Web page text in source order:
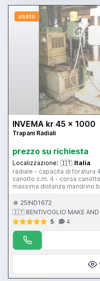
usato
INVEMA kr 45 x 1000
Trapani Radiali
prezzo su richiesta
Localizzazione: 🇮🇹 Italia
radiale - capacita di foratura
canotto c.m. 4 - corsa
massima distanza mandrino
480 mm - bloccaggi
rotazione 32-2500 rpm
25IND1672
🇮🇹 BENTIVOGLIO MAKE AND
5
4